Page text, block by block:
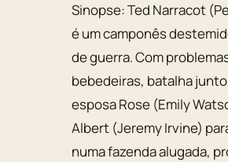
Sinopse:Ted Narracot
é um camponês
de guerra. Com
bebedeiras, batalha
esposa Rose (Emily
Albert (Jeremy Irvine)
numa fazenda alugada,